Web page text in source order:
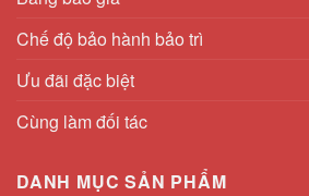
Chế độ bảo hành bảo trì
Ưu đãi đặc biệt
Cùng làm đối tác
DANH MỤC SẢN PHẨM